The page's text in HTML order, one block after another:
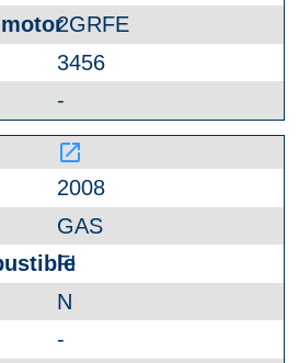
2GRFE
3456
-
launch
2008
GAS
FI
N
-